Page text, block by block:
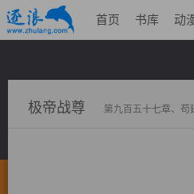
首页 书库 动
极帝战尊 第九百五十七章、苟